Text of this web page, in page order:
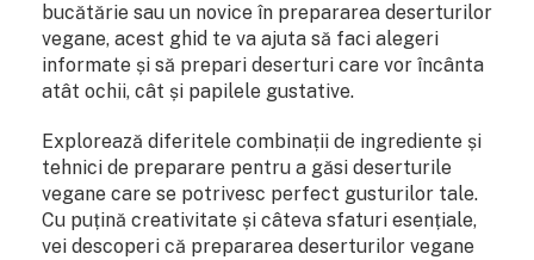
bucătărie sau un novice în prepararea deserturilor
vegane, acest ghid te va ajuta să faci alegeri
informate și să prepari deserturi care vor încânta
atât ochii, cât și papilele gustative.
Explorează diferitele combinații de ingrediente și
tehnici de preparare pentru a găsi deserturile
vegane care se potrivesc perfect gusturilor tale.
Cu puțină creativitate și câteva sfaturi esențiale,
vei descoperi că prepararea deserturilor vegane